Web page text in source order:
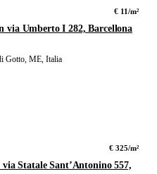
€ 11/m²
via Umberto I 282, Barcellona
Gotto, ME, Italia
€ 325/m²
Statale Sant’Antonino 557,